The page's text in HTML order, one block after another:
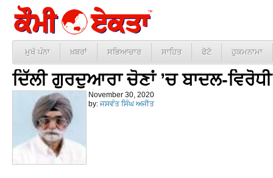
ਮੁਖੱ ਪੰਨਾ ਖ਼ਬਰਾਂ ਸਭਿਆਚਾਰ ਸਾਹਿਤ ਫੋਟੋ ਹੁਕਮਨਾਮਾ
ਦਿੱਲੀ ਗੁਰਦੁਆਰਾ ਚੋਣਾਂ ’ਚ ਬਾਦਲ-
November 30, 2020
by: ਜਸਵੰਤ ਸਿੰਘ ਅਜੀਤ